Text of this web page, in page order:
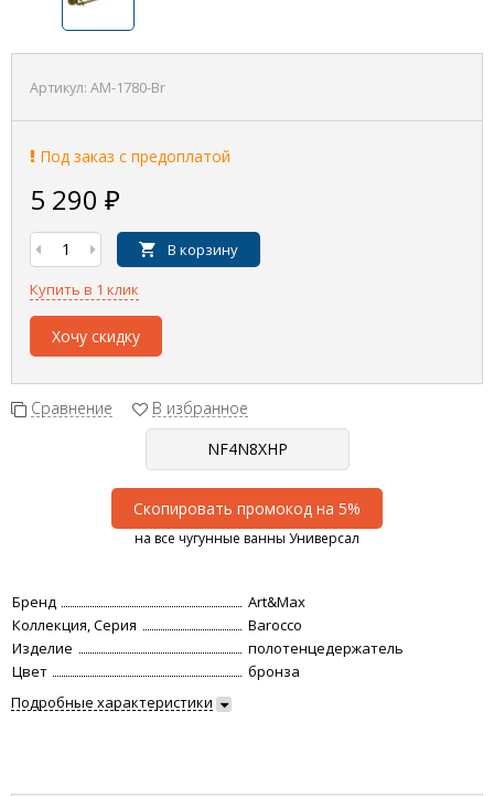
Артикул: AM-1780-Br
Под заказ с предоплатой
5 290 ₽
В корзину
Купить в 1 клик
Хочу скидку
Сравнение В избранное
Скопировать промокод на 5%
на все чугунные ванны Универсал
Бренд
Art&Max
Коллекция, Серия
Barocco
Изделие
полотенцедержатель
Цвет
бронза
Подробные характеристики